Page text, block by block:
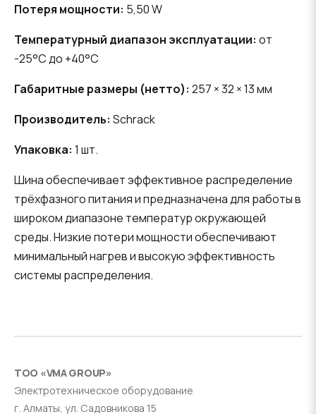
Потеря мощности: 5,50 W
Температурный диапазон эксплуатации: от
-25°C до +40°C
Габаритные размеры (нетто): 257 × 32 × 13 мм
Производитель: Schrack
Упаковка: 1 шт.
Шина обеспечивает эффективное распределение
трёхфазного питания и предназначена для работы в
широком диапазоне температур окружающей
среды. Низкие потери мощности обеспечивают
минимальный нагрев и высокую эффективность
системы распределения.
ТОО «VMA GROUP»
Электротехническое оборудование
г. Алматы, ул. Садовникова 15